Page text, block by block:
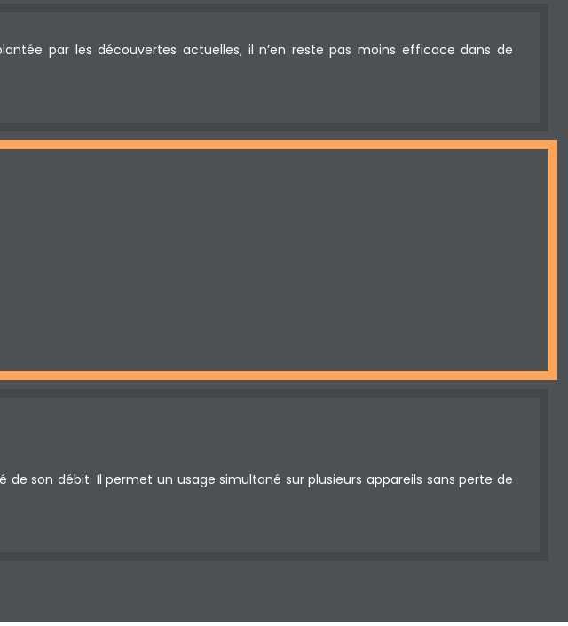
par les découvertes actuelles, il n’en reste pas moins efficace dans de
son débit. Il permet un usage simultané sur plusieurs appareils sans perte de